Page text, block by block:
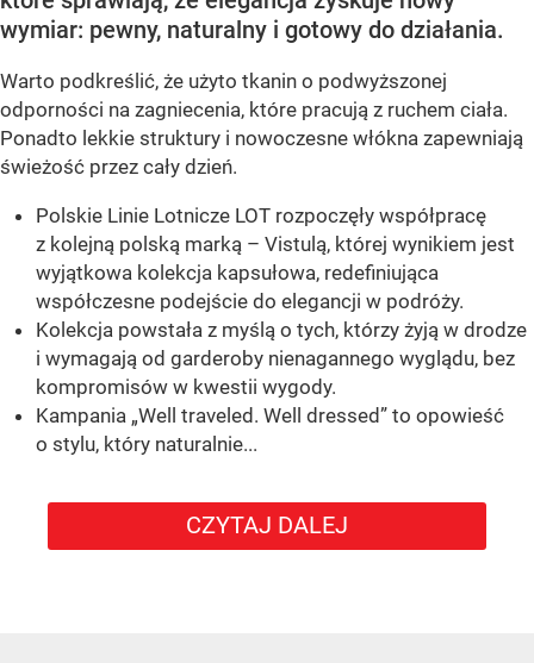
wymiar: pewny, naturalny i gotowy do działania.
Warto podkreślić, że użyto tkanin o podwyższonej
odporności na zagniecenia, które pracują z ruchem ciała.
Ponadto lekkie struktury i nowoczesne włókna zapewniają
świeżość przez cały dzień.
Polskie Linie Lotnicze LOT rozpoczęły współpracę
z kolejną polską marką – Vistulą, której wynikiem jest
wyjątkowa kolekcja kapsułowa, redefiniująca
współczesne podejście do elegancji w podróży.
Kolekcja powstała z myślą o tych, którzy żyją w drodze
i wymagają od garderoby nienagannego wyglądu, bez
kompromisów w kwestii wygody.
Kampania „Well traveled. Well dressed” to opowieść
o stylu, który naturalnie...
CZYTAJ DALEJ